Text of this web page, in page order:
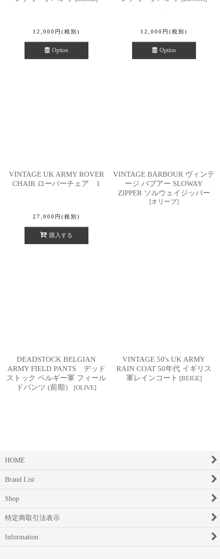
12,000 円 (税別)
Option
12,000 円 (税別)
Option
VINTAGE UK ARMY ROVER
CHAIR ローバーチェア 1
27,000 円 (税別)
購入する
VINTAGE BARBOUR ヴィンテ
ージ バブアー SLOWAY
ZIPPER ソルウェイジッパー
[オリーブ]
DEADSTOCK BELGIAN
ARMY FIELD PANTS デッド
ストック ベルギー軍 フィール
ドパンツ (前期）
[OLIVE]
VINTAGE 50's UK ARMY
RAIN COAT 50年代 イギリス
軍レインコート [BEIGE]
HOME
Brand List
Shop
特定商取引法表示
Information